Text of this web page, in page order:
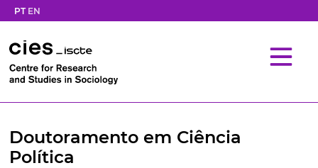
PT EN
Doutoramento em Ciência
Política